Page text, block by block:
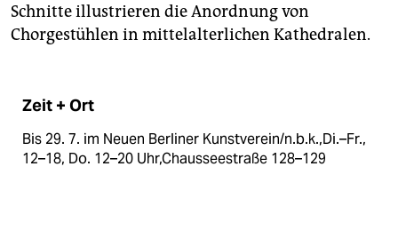
Schnitte illustrieren die Anordnung von
Chorgestühlen in mittelalterlichen Kathedralen.
Zeit + Ort
Bis 29. 7. im Neuen Berliner Kunstverein/n.b.k.,Di.–Fr.,
12–18, Do. 12–20 Uhr,Chausseestraße 128–129